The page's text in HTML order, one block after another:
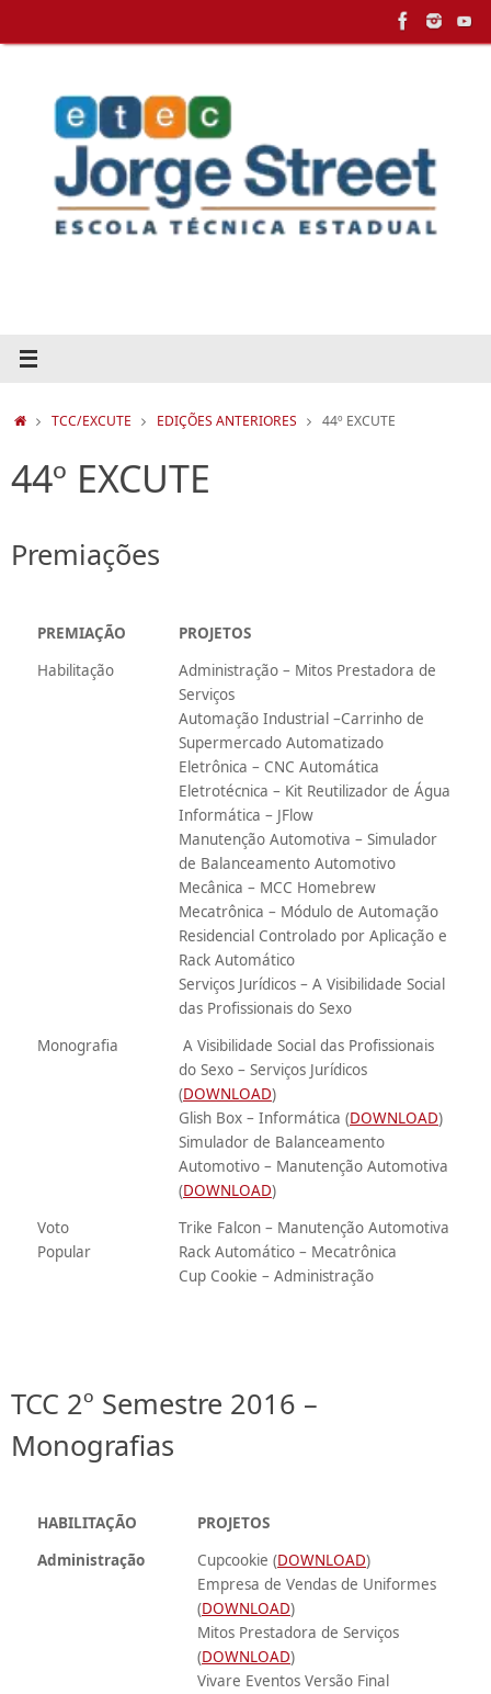
HOMETCC/EXCUTE EDIÇÕES ANTERIORES 44º EXCUTE
44º EXCUTE
Premiações
PREMIAÇÃO
PROJETOS
Habilitação
Administração – Mitos Prestadora de
Serviços
Automação Industrial –Carrinho de
Supermercado Automatizado
Eletrônica – CNC Automática
Eletrotécnica – Kit Reutilizador de Água
Informática – JFlow
Manutenção Automotiva – Simulador
de Balanceamento Automotivo
Mecânica – MCC Homebrew
Mecatrônica – Módulo de Automação
Residencial Controlado por Aplicação e
Rack Automático
Serviços Jurídicos – A Visibilidade Social
das Profissionais do Sexo
Monografia
A Visibilidade Social das Profissionais
do Sexo – Serviços Jurídicos
(DOWNLOAD)
Glish Box – Informática (DOWNLOAD)
Simulador de Balanceamento
Automotivo – Manutenção Automotiva
(DOWNLOAD)
Voto
Popular
Trike Falcon – Manutenção Automotiva
Rack Automático – Mecatrônica
Cup Cookie – Administração
TCC 2º Semestre 2016 –
Monografias
HABILITAÇÃO
PROJETOS
Administração
Cupcookie (DOWNLOAD)
Empresa de Vendas de Uniformes
(DOWNLOAD)
Mitos Prestadora de Serviços
(DOWNLOAD)
Vivare Eventos Versão Final